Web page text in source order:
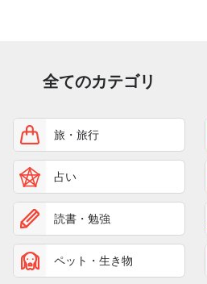
全てのカテゴリ
旅・旅行
占い
読書・勉強
ペット・生き物